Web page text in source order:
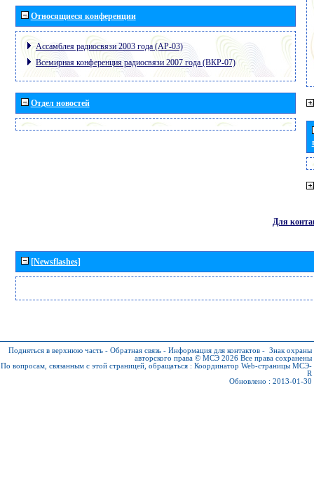
Относящиеся конференции
Ассамблея радиосвязи 2003 года (АР-03)
Всемирная конференция радиосвязи 2007 года (ВКР-07)
Отдел новостей
Для
[Newsflashes]
Подняться в верхнюю часть - Обратная связь - Информация для контактов - Знак охраны
авторского права © МСЭ 2026 Все права сохранены
По вопросам, связанным с этой страницей, обращаться : Координатор Web-страницы МСЭ-
R
Обновлено : 2013-01-30